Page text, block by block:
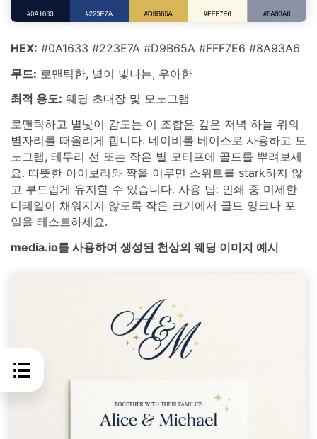
HEX: #0A1633 #223E7A #D9B65A #FFF7E6 #8A93A6
무드: 로맨틱한, 별이 빛나는, 우아한
최적 용도: 웨딩 초대장 및 모노그램
로맨틱하고 별빛이 감도는 이 조합은 깊은 저녁 하늘 위의
별자리를 떠올리게 합니다. 네이비를 베이스로 사용하고 모
노그램, 테두리 선 또는 작은 별 모티프에 골드를 뿌려보세
요. 따뜻한 아이보리와 짝을 이루면 스위트를 stark하지 않
고 부드럽게 유지할 수 있습니다. 사용 팁: 인쇄 중 미세한
디테일이 채워지지 않도록 작은 크기에서 골드 잉크나 포
일을 테스트하세요.
media.io를 사용하여 생성된 천상의 웨딩 이미지 예시